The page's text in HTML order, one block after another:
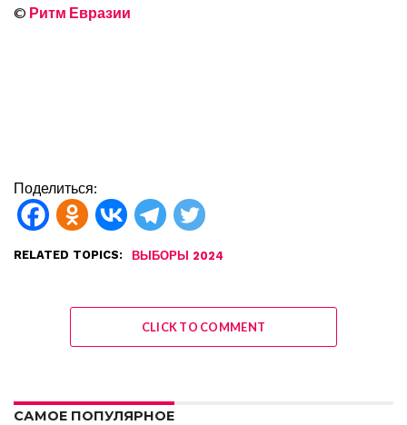
© Ритм Евразии
Поделиться:
RELATED TOPICS: ВЫБОРЫ 2024
CLICK TO COMMENT
САМОЕ ПОПУЛЯРНОЕ